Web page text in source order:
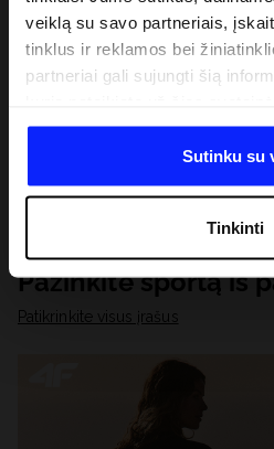
veiklą su savo partneriais,
tinklus ir reklamos bei
partneriai gali sujungti šią
duomenimis, kuriuos jie gauna,
paslaugomis. Gavus Jūsų
Jūsų asmeninę informaciją
analitinius tyrimus, pritaikyti
partnerių siūlomus sprendimus
Išsamią informaciją rasite mūsų
skiltyje „Išsami informacija“.
Sutinku su
Tinkinti
Pažinkite sportą iš
Patikrinkite visus įrašus